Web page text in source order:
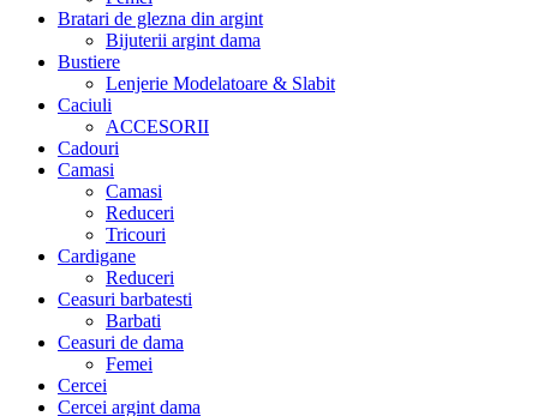
Bratari de glezna din argint
Bijuterii argint dama
Bustiere
Lenjerie Modelatoare & Slabit
Caciuli
ACCESORII
Cadouri
Camasi
Camasi
Reduceri
Tricouri
Cardigane
Reduceri
Ceasuri barbatesti
Barbati
Ceasuri de dama
Femei
Cercei
Cercei argint dama